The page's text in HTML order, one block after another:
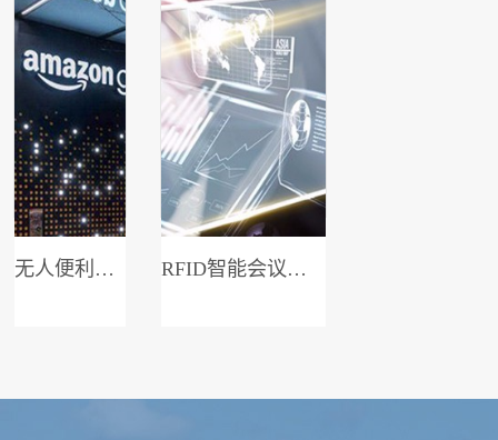
无人便利店系统 RFID智能会议签到系统